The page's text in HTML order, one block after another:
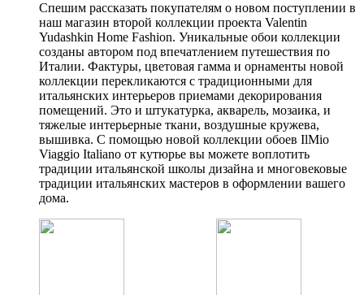
Спешим рассказать покупателям о новом поступлении в
наш магазин второй коллекции проекта Valentin
Yudashkin Home Fashion. Уникальные обои коллекции
созданы автором под впечатлением путешествия по
Италии. Фактуры, цветовая гамма и орнаменты новой
коллекции перекликаются с традиционными для
итальянских интерьеров приемами декорирования
помещений. Это и штукатурка, акварель, мозаика, и
тяжелые интерьерные ткани, воздушные кружева,
вышивка. С помощью новой коллекции обоев IlMio
Viaggio Italiano от кутюрье вы можете воплотить
традиции итальянской школы дизайна и многовековые
традиции итальянских мастеров в оформлении вашего
дома.